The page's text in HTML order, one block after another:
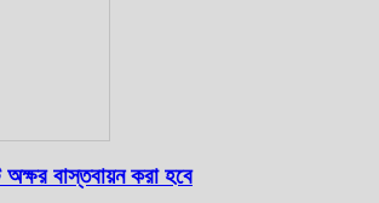
বাস্তবায়ন করা হবে